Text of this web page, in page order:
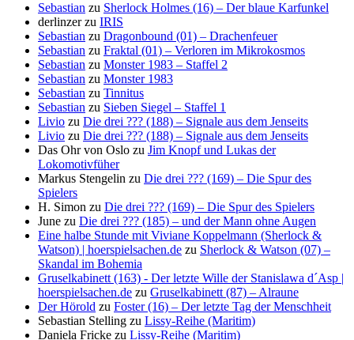
Sebastian zu Sherlock Holmes (16) – Der blaue Karfunkel
derlinzerzu IRIS
Sebastian zu Dragonbound (01) – Drachenfeuer
Sebastian zu Fraktal (01) – Verloren im Mikrokosmos
Sebastian zu Monster 1983 – Staffel 2
Sebastian zu Monster 1983
Sebastian zu Tinnitus
Sebastian zu Sieben Siegel – Staffel 1
Livio zu Die drei ??? (188) – Signale aus dem Jenseits
Livio zu Die drei ??? (188) – Signale aus dem Jenseits
Das Ohr von Oslo zu Jim Knopf und Lukas der
Lokomotivfüher
Markus Stengelin zu Die drei ??? (169) – Die Spur des
Spielers
H. Simon zu Die drei ??? (169) – Die Spur des Spielers
June zu Die drei ??? (185) – und der Mann ohne Augen
Eine halbe Stunde mit Viviane Koppelmann (Sherlock &
Watson) | hoerspielsachen.de zu Sherlock & Watson (07) –
Skandal im Bohemia
Gruselkabinett (163) - Der letzte Wille der Stanislawa d´Asp |
hoerspielsachen.de zu Gruselkabinett (87) – Alraune
Der Hörold zu Foster (16) – Der letzte Tag der Menschheit
Sebastian Stelling zu Lissy-Reihe (Maritim)
Daniela Fricke zu Lissy-Reihe (Maritim)